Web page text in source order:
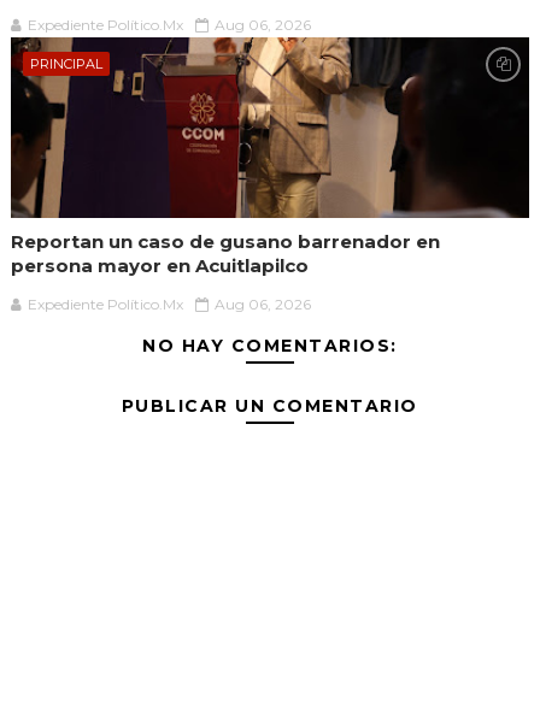
Expediente Político.Mx Aug 06, 2026
PRINCIPAL
Reportan un caso de gusano barrenador en
persona mayor en Acuitlapilco
Expediente Político.Mx Aug 06, 2026
NO HAY COMENTARIOS:
PUBLICAR UN COMENTARIO